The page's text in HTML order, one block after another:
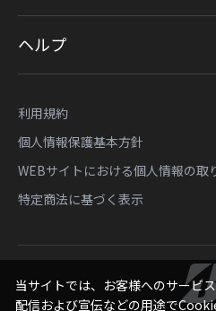
ヘルプ
利用規約
個人情報保護基本方針
WEBサイトにおける個人情報の取
特定商法に基づく表示
当サイトでは、お客様へのサービ
配信および宣伝などの用途で